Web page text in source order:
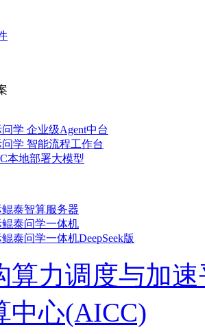
学 企业级Agent中台
学 智能流程工作台
本地部署大模型
泰智算服务器
泰问学一体机
泰问学一体机DeepSeek版
算力调度与加
中心(AICC)